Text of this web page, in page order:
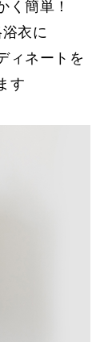
く簡単！
衣に
ィネートを
す